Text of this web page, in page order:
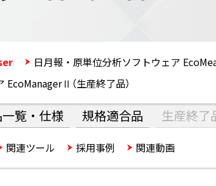
日月報・原単位分析ソフトウェア
（生産終了品）
覧・仕様 規格適合品 生産終了
関連ツール 採用事例 関連動画